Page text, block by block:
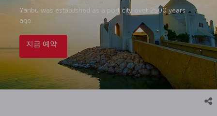
Yanbu was established as a port city over 2500 years
ago.
지금 예약